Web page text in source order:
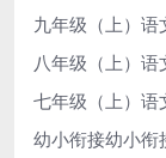
九年级（上）
八年级（上）
七年级（上）
幼小衔接幼小衔